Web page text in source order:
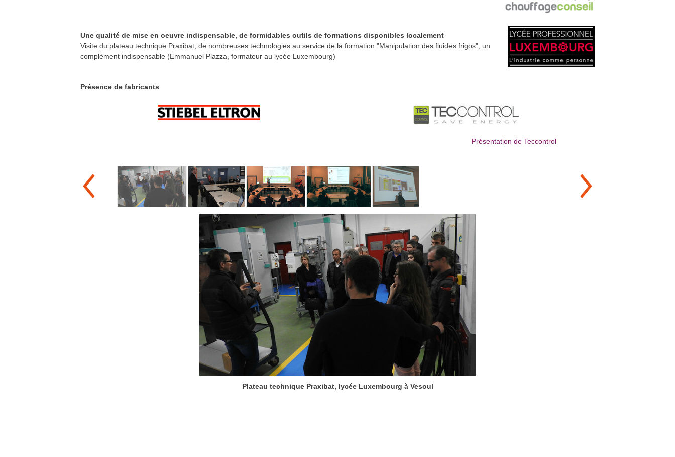
Une qualité de mise en oeuvre indispensable, de formidables outils de formations disponibles localement
Visite du plateau technique Praxibat, de nombreuses technologies au service de la formation "Manipulation des fluides frigos", un
complément indispensable (Emmanuel Plazza, formateur au lycée Luxembourg)
Présence de fabricants
Présentation de Teccontrol
Plateau technique Praxibat, lycée Luxembourg à Vesoul